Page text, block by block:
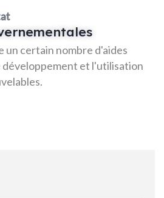
un certain nombre d'aides
et l'utilisation